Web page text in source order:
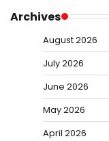
Archives
August 2026
July 2026
June 2026
May 2026
April 2026